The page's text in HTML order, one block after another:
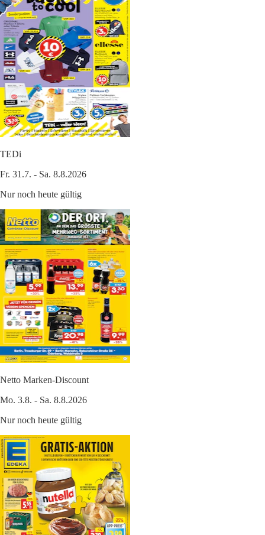
TEDi
Fr. 31.7. - Sa. 8.8.2026
Nur noch heute gültig
Netto Marken-Discount
Mo. 3.8. - Sa. 8.8.2026
Nur noch heute gültig